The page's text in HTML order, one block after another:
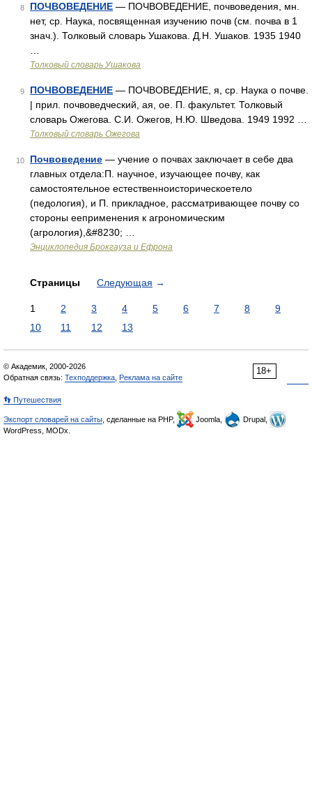
8 ПОЧВОВЕДЕНИЕ — ПОЧВОВЕДЕНИЕ, почвоведения, мн.
нет, ср. Наука, посвященная изучению почв (см. почва в 1
знач.). Толковый словарь Ушакова. Д.Н. Ушаков. 1935 1940
Толковый словарь Ушакова
9 ПОЧВОВЕДЕНИЕ — ПОЧВОВЕДЕНИЕ, я, ср. Наука о почве.
| прил. почвоведческий, ая, ое. П. факультет. Толковый
словарь Ожегова. С.И. Ожегов, Н.Ю. Шведова. 1949 1992 …
Толковый словарь Ожегова
10 Почвоведение — учение о почвах заключает в себе два
главных отдела:П. научное, изучающее почву, как
самостоятельное естественноисторическоетело
(педология), и П. прикладное, рассматривающее почву со
стороны ееприменения к агрономическим
(агрология),&#8230; …
Энциклопедия Брокгауза и Ефрона
Страницы Следующая →
1 2 3 4 5 6 7 8
9
10
11 12 13
18+
© Академик, 2000-2026
Обратная связь: Техподдержка Реклама на сайте
👣 Путешествия
Экспорт словарей на сайты , сделанные на PHP, Joomla,
Drupal,
WordPress, MODx.